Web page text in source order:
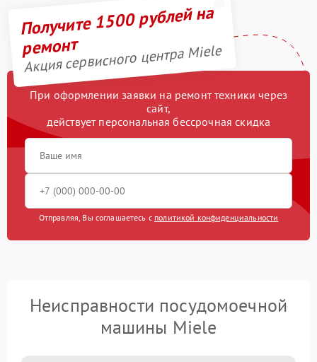
Получите 1500 рублей на
ремонт
Акция сервисного центра Miele
При оформлении заявки на ремонт техники через
сайт,
действует персональная бессрочная скидка
Отправляя, Вы соглашаетесь с политикой конфиденциальности
Неисправности посудомоечной
машины Miele